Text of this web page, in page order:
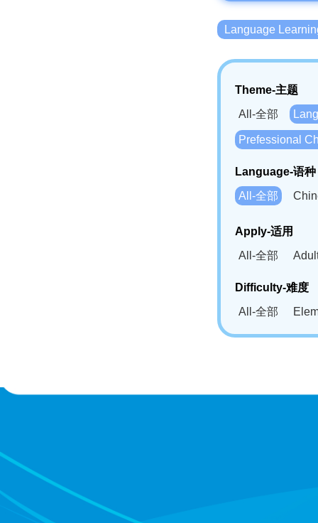
Language
Theme-主题
All-全部
Prefessional
Language-语种
All-全部
Bahasa
Swahili(SW)-
Apply-适用
All-全部
Difficulty-难度
All-全部